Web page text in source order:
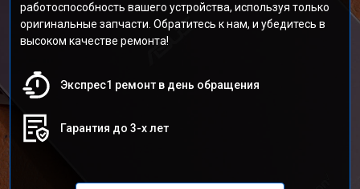
работоспособность вашего устройства, используя только
оригинальные запчасти. Обратитесь к нам, и убедитесь в
высоком качестве ремонта!
Экспрес1 ремонт в день обращения
Гарантия до 3-х лет